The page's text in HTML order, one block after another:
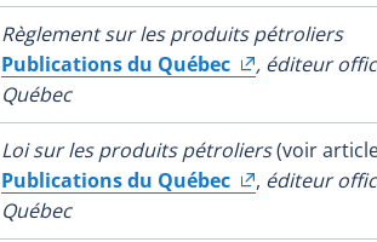
Règlement sur les produits pétroliers
Publications du Québec
, éditeur
Québec
Loi sur les produits pétroliers(voir
Publications du Québec
, éditeur
Québec